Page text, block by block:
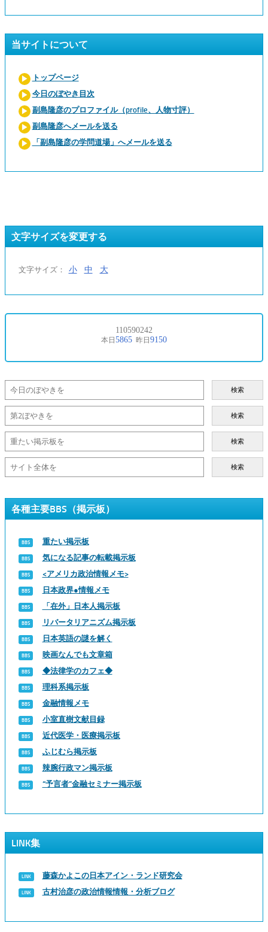
当サイトについて
トップページ
今日のぼやき目次
副島隆彦のプロファイル（profile、人物寸評）
副島隆彦へメールを送る
「副島隆彦の学問道場」へメールを送る
文字サイズを変更する
文字サイズ： 小 中 大
検索
検索
検索
検索
各種主要BBS（掲示板）
重たい掲示板
気になる記事の転載掲示板
<アメリカ政治情報メモ>
日本政界●情報メモ
「在外」日本人掲示板
リバータリアニズム掲示板
日本英語の謎を解く
映画なんでも文章箱
◆法律学のカフェ◆
理科系掲示板
金融情報メモ
小室直樹文献目録
近代医学・医療掲示板
ふじむら掲示板
辣腕行政マン掲示板
“予言者”金融セミナー掲示板
LINK集
藤森かよこの日本アイン・ランド研究会
古村治彦の政治情報情報・分析ブログ